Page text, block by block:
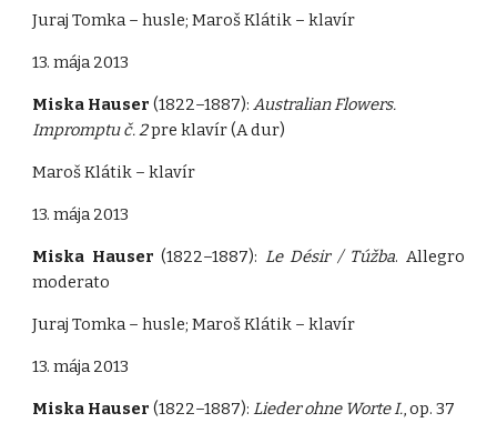
Juraj Tomka – husle; Maroš Klátik – klavír
13. mája 2013
Miska Hauser(1822–1887):Australian Flowers.
Impromptu č. 2pre klavír (A dur)
Maroš Klátik – klavír
13. mája 2013
Miska Hauser(1822–1887): Le Désir / Túžba. Allegro
moderato
Juraj Tomka – husle; Maroš Klátik – klavír
13. mája 2013
Miska Hauser(1822–1887):Lieder ohne Worte I., op. 37